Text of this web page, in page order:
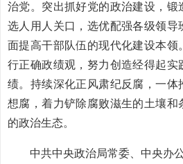
治党。突出抓好党的政治建设，锻
选人用人关口，选优配强各级领导
面提高干部队伍的现代化建设本领
行正确政绩观，努力创造经得起实
绩。持续深化正风肃纪反腐，一体
想腐，着力铲除腐败滋生的土壤和
的政治生态。
中共中央政治局常委、中央办